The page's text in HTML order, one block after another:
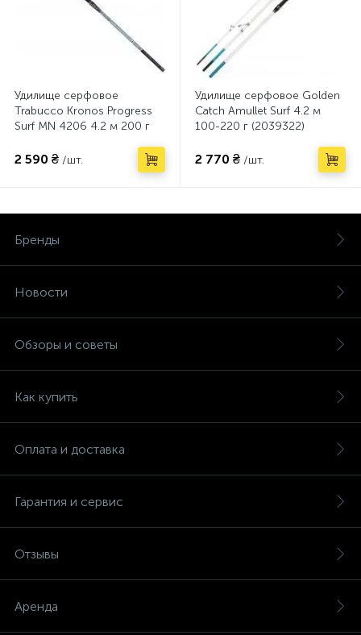
Удилище серфовое
Trabucco Kronos Progress
Surf MN 4206 4.2 м 200 г
2 590 ₴ /шт.
Удилище серфовое Golden
Catch Amullet Surf 4.2 м
100-220 г (2039322)
2 770 ₴ /шт.
Бренды
Новости
Обзоры и советы
Как купить
Оплата и доставка
Гарантия и сервис
Отзывы
Аренда